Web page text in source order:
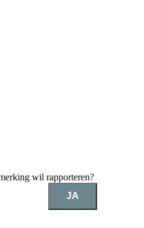
wil rapporteren?
JA